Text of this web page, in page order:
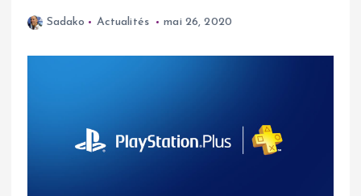
Sadako Actualités mai 26, 2020